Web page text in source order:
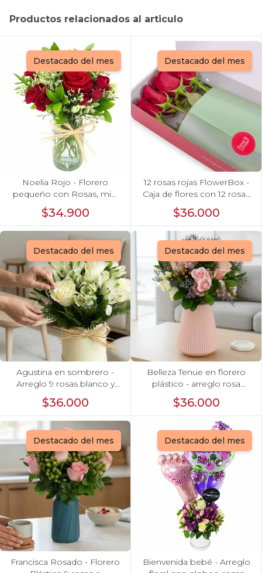
Productos relacionados al articulo
Destacado del mes
Noelia Rojo - Florero
pequeño con Rosas, mini
rosas, mini claveles y
limonium
$34.900
Destacado del mes
12 rosas rojas FlowerBox -
Caja de flores con 12 rosas
ecuatorianas rojas
$36.000
Destacado del mes
Agustina en sombrero -
Arreglo 9 rosas blanco y
astromelias
$36.000
Destacado del mes
Belleza Tenue en florero
plástico - arreglo rosa
$36.000
Destacado del mes
Francisca Rosado - Florero
Destacado del mes
Bienvenida bebé - Arreglo